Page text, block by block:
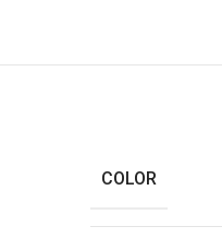
COLOR